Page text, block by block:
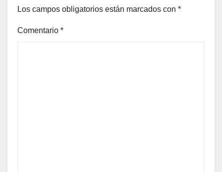
Los campos obligatorios están marcados con *
Comentario *